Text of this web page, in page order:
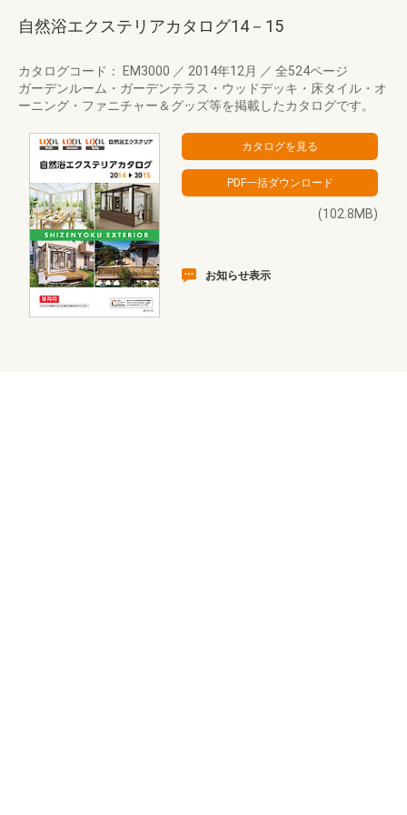
自然浴エクステリアカタログ14－15
カタログコード： EM3000 ／ 2014年12月 ／ 全524ページ
ガーデンルーム・ガーデンテラス・ウッドデッキ・床タイル・オ
ーニング・ファニチャー＆グッズ等を掲載したカタログです。
(102.8MB)
お知らせ表示